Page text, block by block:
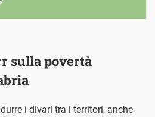
sulla povertà
i divari tra i territori, anche